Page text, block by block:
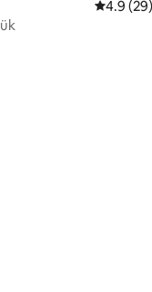
คะแนนเฉ
4.9 (29)